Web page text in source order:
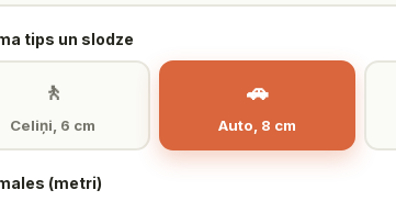
tips un slodze
🚶
Celiņi, 6 cm
🚗
Auto, 8 cm
(metri)